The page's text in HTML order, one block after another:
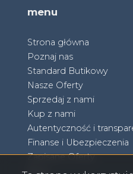
menu
Strona główna
Poznaj nas
Standard Butikowy
Nasze Oferty
Sprzedaj z nami
Kup z nami
Autentyczność i
Finanse i Ubezpieczenia
Zapisane Oferty
Blog